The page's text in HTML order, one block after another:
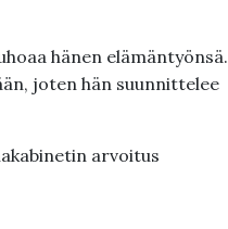
hänen elämäntyönsä.
joten hän suunnittelee
arvoitus